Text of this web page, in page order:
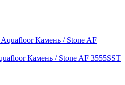
Камень / Stone AF 3555SST